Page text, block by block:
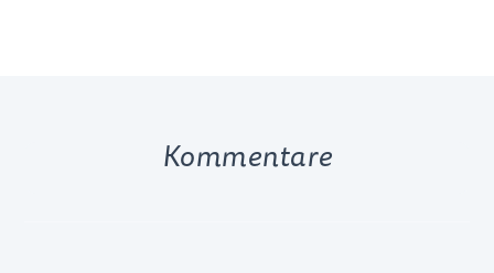
Kommentare